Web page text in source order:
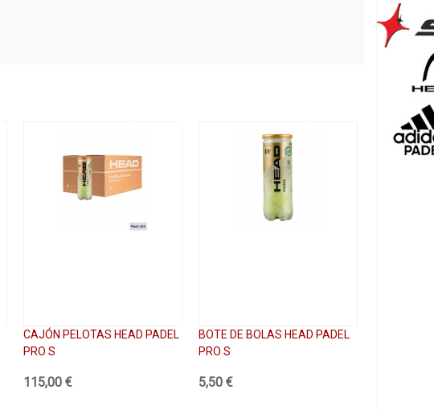
CAJÓN PELOTAS HEAD PADEL
PRO S
115,00 €
BOTE DE BOLAS HEAD PADEL
PRO S
5,50 €